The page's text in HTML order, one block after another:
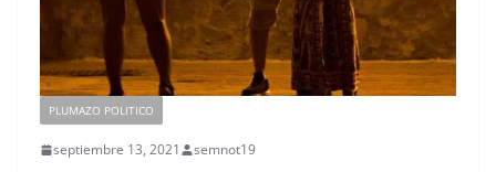
PLUMAZO POLITICO
septiembre 13, 2021 semnot19